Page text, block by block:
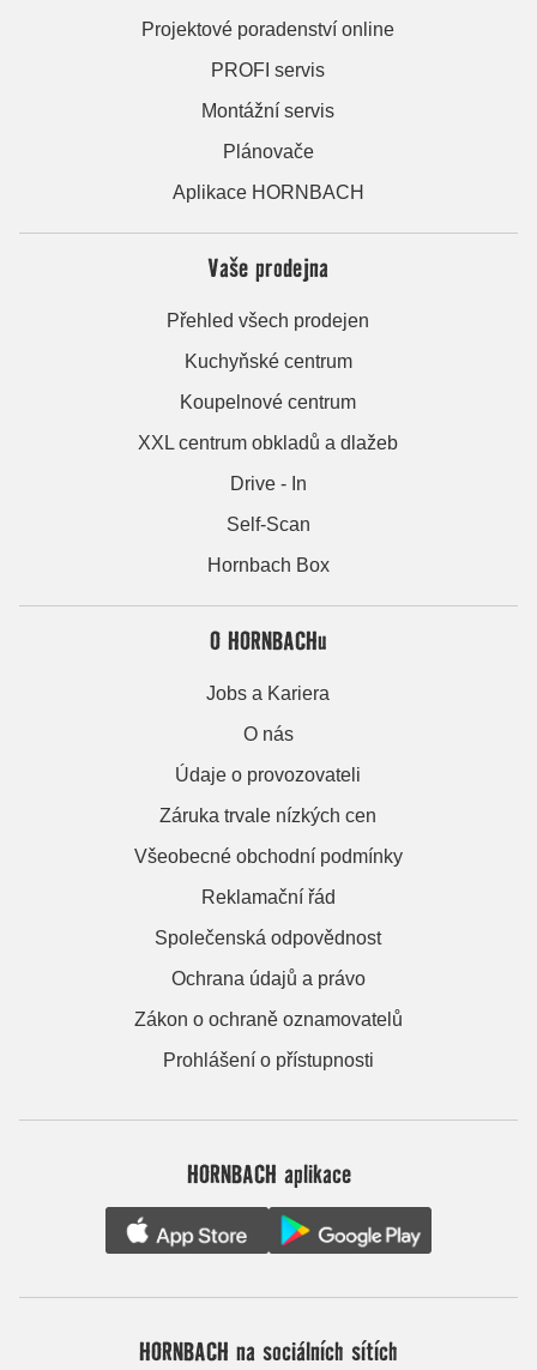
Projektové poradenství online
PROFI servis
Montážní servis
Plánovače
Aplikace HORNBACH
Vaše prodejna
Přehled všech prodejen
Kuchyňské centrum
Koupelnové centrum
XXL centrum obkladů a dlažeb
Drive - In
Self-Scan
Hornbach Box
O HORNBACHu
Jobs a Kariera
O nás
Údaje o provozovateli
Záruka trvale nízkých cen
Všeobecné obchodní podmínky
Reklamační řád
Společenská odpovědnost
Ochrana údajů a právo
Zákon o ochraně oznamovatelů
Prohlášení o přístupnosti
HORNBACH aplikace
HORNBACH na sociálních sítích